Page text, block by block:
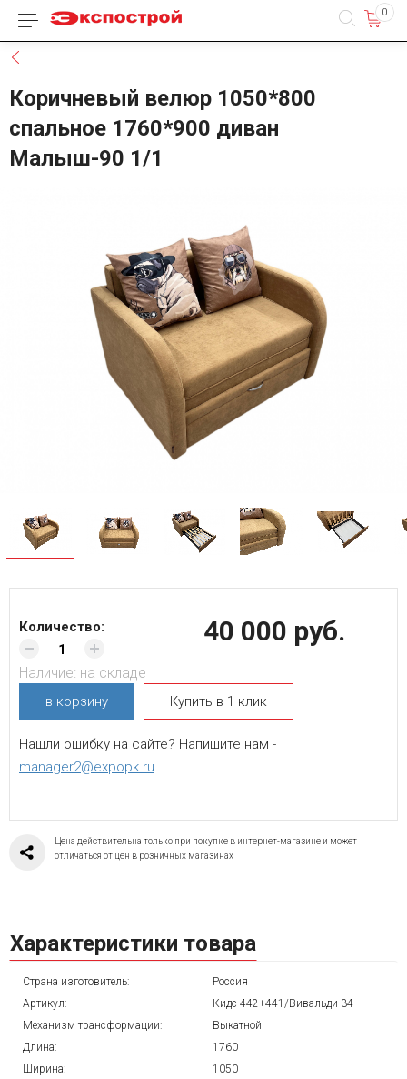
Каталог товаров 0
Коричневый велюр 1050*800
спальное 1760*900 диван
Малыш-90 1/1
40 000 руб.
Количество:
Наличие: на складе
в корзину Купить в 1 клик
Нашли ошибку на сайте? Напишите нам -
manager2@expopk.ru
Цена действительна только при покупке в интернет-магазине и может
отличаться от цен в розничных магазинах
Характеристики товара
Страна изготовитель:
Россия
Артикул:
Кидс 442+441/Вивальди 34
Механизм трансформации:
Выкатной
Длина:
1760
Ширина:
1050